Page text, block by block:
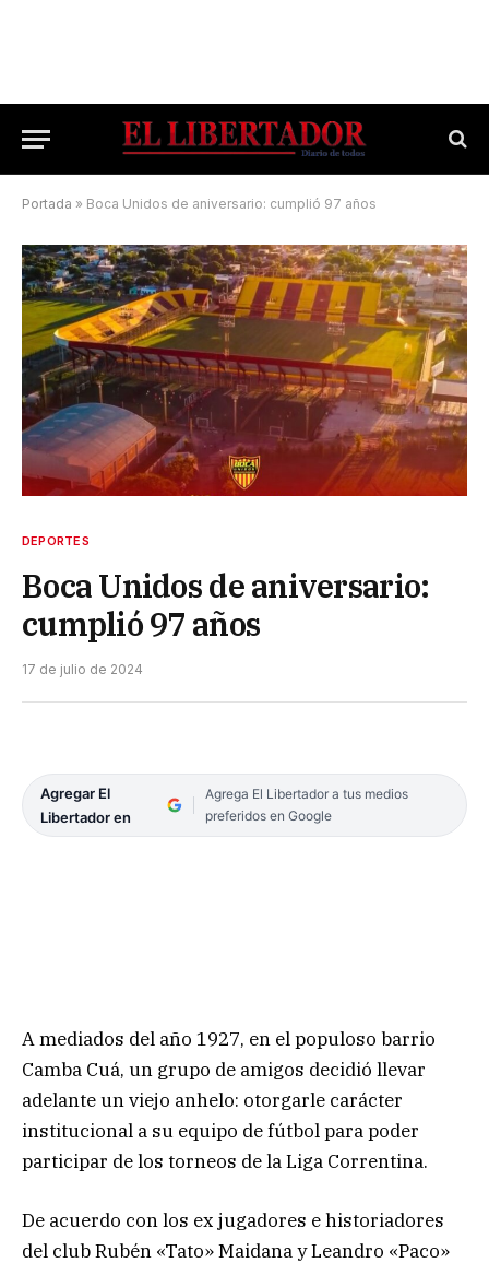
Portada » Boca Unidos de aniversario: cumplió 97 años
DEPORTES
Boca Unidos de aniversario:
cumplió 97 años
17 de julio de 2024
Agregar El
Libertador en
Agrega El Libertador a tus medios
preferidos en Google
A mediados del año 1927, en el populoso barrio
Camba Cuá, un grupo de amigos decidió llevar
adelante un viejo anhelo: otorgarle carácter
institucional a su equipo de fútbol para poder
participar de los torneos de la Liga Correntina.
De acuerdo con los ex jugadores e historiadores
del club Rubén «Tato» Maidana y Leandro «Paco»